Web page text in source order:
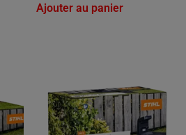
Ajouter au panier